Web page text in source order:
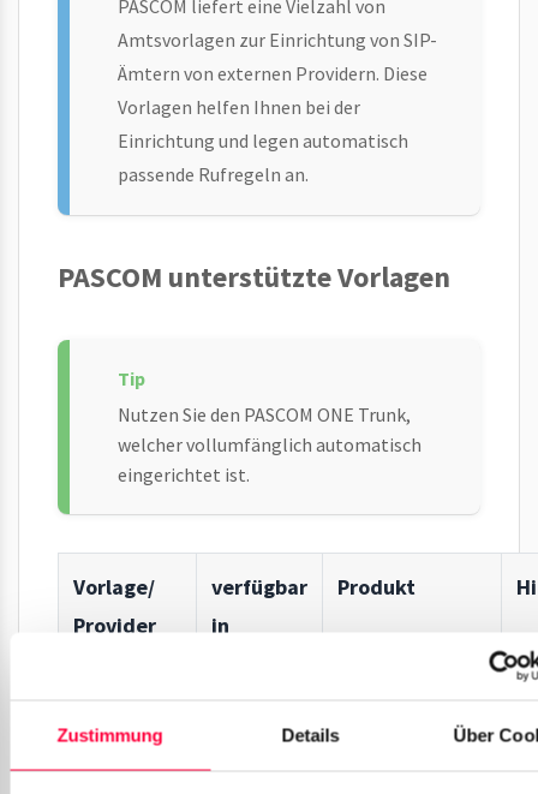
Zustimmung Details Über
PASCOM liefert eine Vielzahl von
Amtsvorlagen zur Einrichtung von SIP-
Ämtern von externen Providern. Diese
Vorlagen helfen Ihnen bei der
Einrichtung und legen automatisch
passende Rufregeln an.
PASCOM unterstützte Vorlagen
Nutzen Sie den PASCOM ONE Trunk,
welcher vollumfänglich automatisch
eingerichtet ist.
Vorlage/
Provider
verfügbar
in
Produkt
Gateway